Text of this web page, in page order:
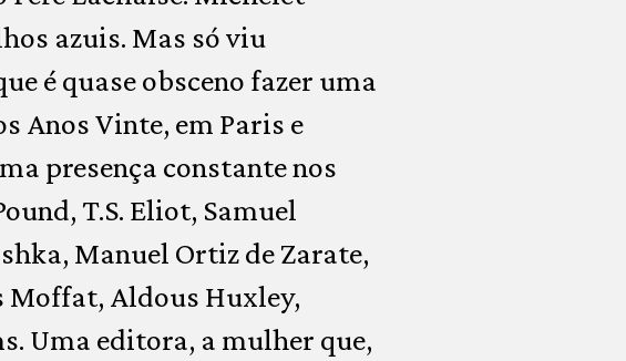
azuis. Mas só viu
é quase obsceno fazer uma
Anos Vinte, em Paris e
presença constante nos
T.S. Eliot, Samuel
Manuel Ortiz de Zarate,
Moffat, Aldous Huxley,
Uma editora, a mulher que,